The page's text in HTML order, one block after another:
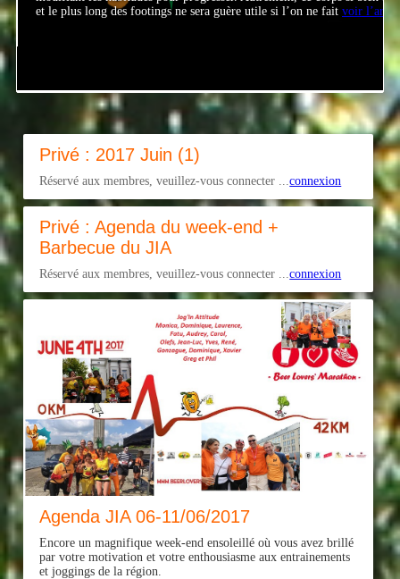
mardi 18h à Belle île :voir l’article…
Privé : 2017 Juin (1)
Réservé aux membres, veuillez-vous connecter ...connexion
Privé : Agenda du week-end +
Barbecue du JIA
Réservé aux membres, veuillez-vous connecter ...connexion
Agenda JIA 06-11/06/2017
Encore un magnifique week-end ensoleillé où vous avez brillé
par votre motivation et votre enthousiasme aux entrainements
et joggings de la région.